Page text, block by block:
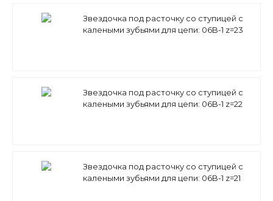
Звездочка под расточку со ступицей с
калеными зубьями для цепи: 06B-1 z=23
Звездочка под расточку со ступицей с
калеными зубьями для цепи: 06B-1 z=22
Звездочка под расточку со ступицей с
калеными зубьями для цепи: 06B-1 z=21